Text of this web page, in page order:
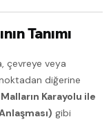
Tanımı
çevreye veya
diğerine
Karayolu ile
gibi